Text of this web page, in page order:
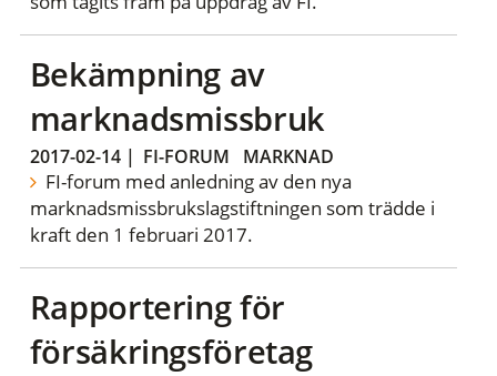
Bekämpning av
marknadsmissbruk
2017-02-14| FI-FORUM MARKNAD
FI-forum med anledning av den nya
marknadsmissbrukslagstiftningen som trädde i
kraft den 1 februari 2017.
Rapportering för
försäkringsföretag